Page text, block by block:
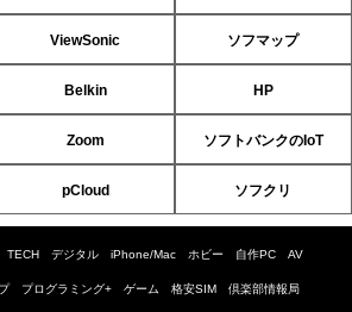
ViewSonic ソフマップ
Belkin HP
Zoom ソフトバンクのIoT
pCloud ソフクリ
TECH デジタル iPhone/Mac ホビー 自作PC AV
プログラミング+ ゲーム 格安SIM 倶楽部情報局